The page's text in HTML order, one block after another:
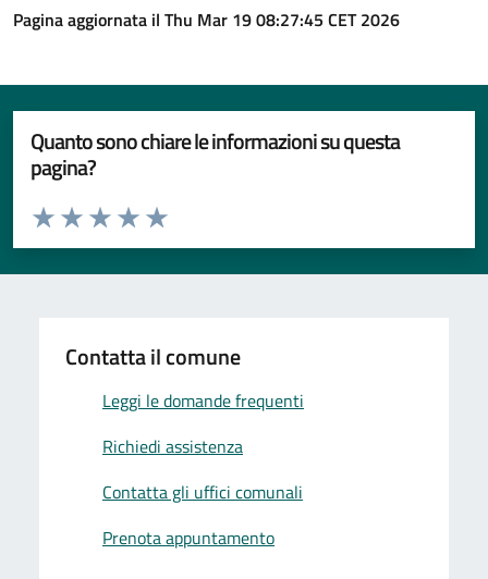
Pagina aggiornata il Thu Mar 19 08:27:45 CET 2026
Quanto sono chiare le informazioni su questa
pagina?
Valuta da 1 a 5 stelle la pagina
Valuta 5 stelle su 5
Valuta 4 stelle su 5
Valuta 3 stelle su 5
Valuta 2 stelle su 5
Valuta 1 stelle su 5
Contatta il comune
Leggi le domande frequenti
Richiedi assistenza
Contatta gli uffici comunali
Prenota appuntamento